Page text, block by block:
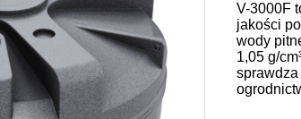
V-3000F
jakości
wody
1,05 g/